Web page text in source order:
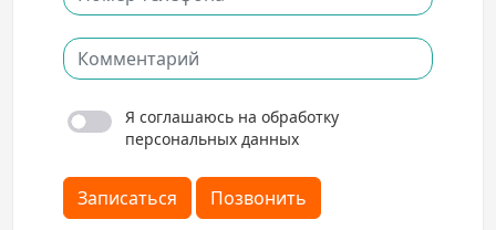
Я соглашаюсь на обработку
персональных данных
Записаться Позвонить